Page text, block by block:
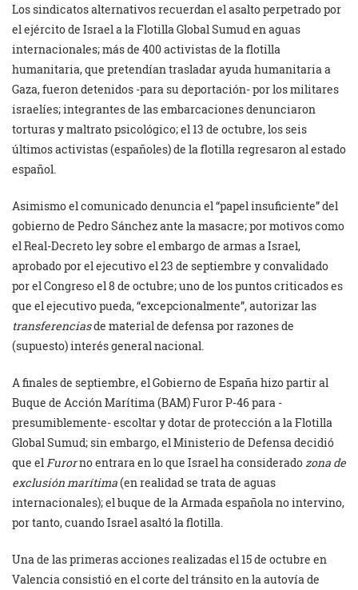
Los sindicatos alternativos recuerdan el asalto perpetrado por
el ejército de Israel a la Flotilla Global Sumud en aguas
internacionales; más de 400 activistas de la flotilla
humanitaria, que pretendían trasladar ayuda humanitaria a
Gaza, fueron detenidos -para su deportación- por los militares
israelíes; integrantes de las embarcaciones denunciaron
torturas y maltrato psicológico; el 13 de octubre, los seis
últimos activistas (españoles) de la flotilla regresaron al estado
español.
Asimismo el comunicado denuncia el “papel insuficiente” del
gobierno de Pedro Sánchez ante la masacre; por motivos como
el Real-Decreto ley sobre el embargo de armas a Israel,
aprobado por el ejecutivo el 23 de septiembre y convalidado
por el Congreso el 8 de octubre; uno de los puntos criticados es
que el ejecutivo pueda, “excepcionalmente”, autorizar las
transferenciasde material de defensa por razones de
(supuesto) interés general nacional.
A finales de septiembre, el Gobierno de España hizo partir al
Buque de Acción Marítima (BAM) Furor P-46 para -
presumiblemente- escoltar y dotar de protección a la Flotilla
Global Sumud; sin embargo, el Ministerio de Defensa decidió
que elFurorno entrara en lo que Israel ha considerado zona de
exclusión marítima(en realidad se trata de aguas
internacionales); el buque de la Armada española no intervino,
por tanto, cuando Israel asaltó la flotilla.
Una de las primeras acciones realizadas el 15 de octubre en
Valencia consistió en el corte del tránsito en la autovía de